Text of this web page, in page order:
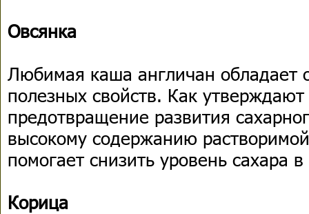
Овсянка
Любимая каша англичан обладает
полезных свойств. Как
предотвращение развития
высокому содержанию
помогает снизить уровень сахара
Корица